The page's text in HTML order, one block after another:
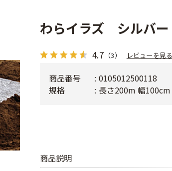
わらイラズ シルバー
4.7 （3） レビューを見る
商品説明
商品番号
0105012500118
規格
長さ200m 幅100cm